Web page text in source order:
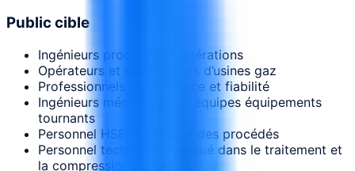
Public cible
Ingénieurs procédés et opérations
Opérateurs et superviseurs d’usines gaz
Professionnels maintenance et fiabilité
Ingénieurs mécaniques et équipes équipements
tournants
Personnel HSE et sécurité des procédés
Personnel technique impliqué dans le traitement et
la compression du gaz